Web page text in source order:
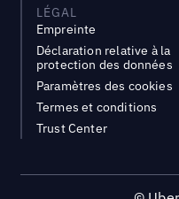
LÉGAL
Empreinte
Déclaration relative à la
protection des données
Paramètres des cookies
Termes et conditions
Trust Center